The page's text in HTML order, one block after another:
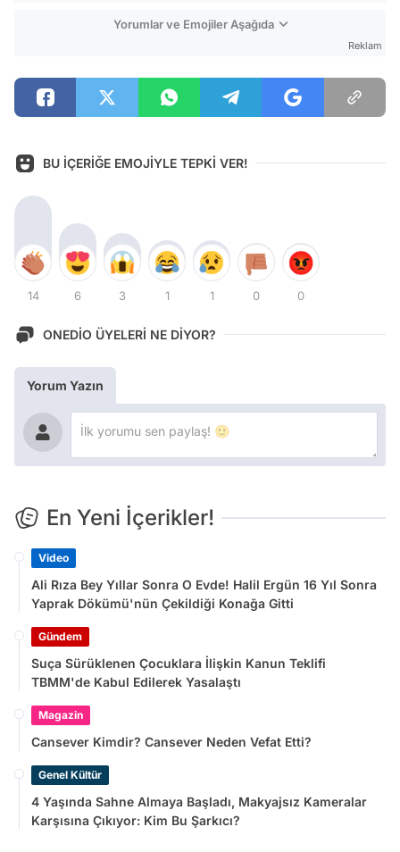
Yorumlar ve Emojiler Aşağıda
Reklam
BU İÇERİĞE EMOJİYLE TEPKİ VER!
14 6 3 1 1 0 0
ONEDİO ÜYELERİ NE DİYOR?
Yorum Yazın
En Yeni İçerikler!
Video
Ali Rıza Bey Yıllar Sonra O Evde! Halil Ergün 16 Yıl Sonra
Yaprak Dökümü'nün Çekildiği Konağa Gitti
Gündem
Suça Sürüklenen Çocuklara İlişkin Kanun Teklifi
TBMM'de Kabul Edilerek Yasalaştı
Magazin
Cansever Kimdir? Cansever Neden Vefat Etti?
Genel Kültür
4 Yaşında Sahne Almaya Başladı, Makyajsız Kameralar
Karşısına Çıkıyor: Kim Bu Şarkıcı?